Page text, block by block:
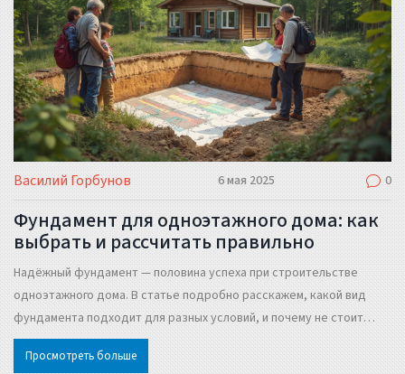
Василий Горбунов 6 мая 2025 0
Фундамент для одноэтажного дома: как
выбрать и рассчитать правильно
Надёжный фундамент — половина успеха при строительстве
одноэтажного дома. В статье подробно расскажем, какой вид
фундамента подходит для разных условий, и почему не стоит
экономить на расчетах. Дадим простые рекомендации по выбору
типа основания, учету типа грунта и особенностей проекта.
Просмотреть больше